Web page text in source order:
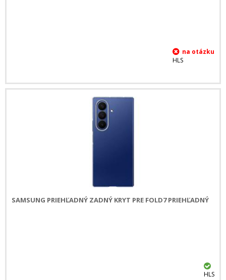
HLS
SAMSUNG PRIEHĽADNÝ ZADNÝ KRYT PRE FOLD7 PRIEHĽADNÝ
HLS